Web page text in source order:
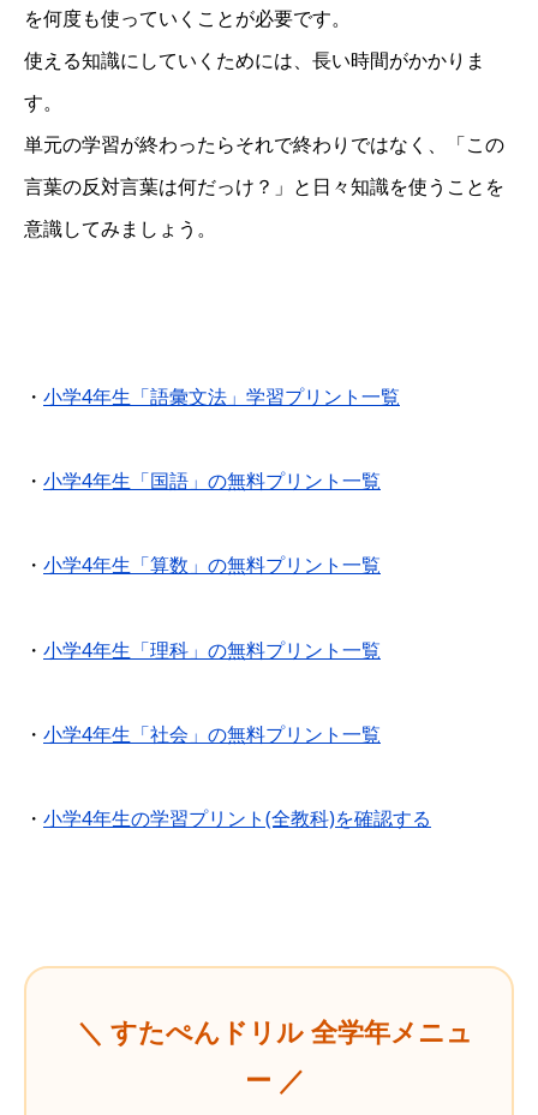
を何度も使っていくことが必要です。
使える知識にしていくためには、長い時間がかかりま
す。
単元の学習が終わったらそれで終わりではなく、「この
言葉の反対言葉は何だっけ？」と日々知識を使うことを
意識してみましょう。
・ 小学4年生「語彙文法」学習プリント一覧
・ 小学4年生「国語」の無料プリント一覧
・ 小学4年生「算数」の無料プリント一覧
・ 小学4年生「理科」の無料プリント一覧
・ 小学4年生「社会」の無料プリント一覧
・ 小学4年生の学習プリント(全教科)を確認する
＼ すたぺんドリル 全学年メニュ
ー ／